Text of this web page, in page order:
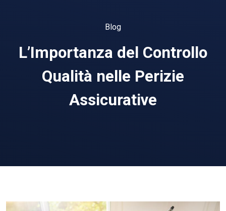
Blog
L’Importanza del Controllo
Qualità nelle Perizie
Assicurative